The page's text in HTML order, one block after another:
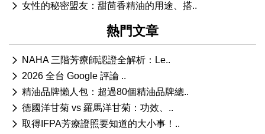
女性的秘密盟友：甜茴香精油的用途、搭..
熱門文章
NAHA 三階芳療師認證全解析：Le..
2026 全台 Google 評論 ..
精油品牌懶人包：超過80個精油品牌總..
德國洋甘菊 vs 羅馬洋甘菊：功效、..
取得IFPA芳療證照要知道的大小事！..